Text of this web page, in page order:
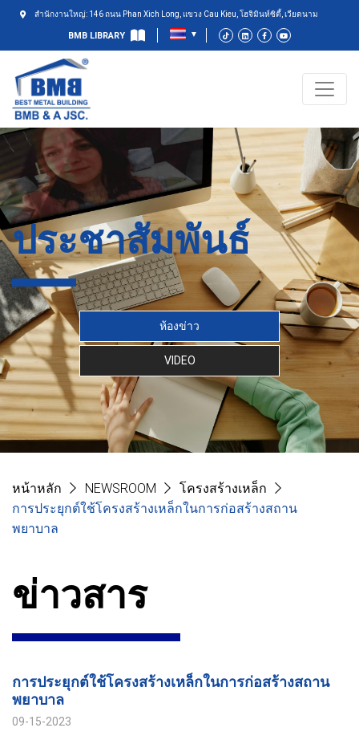
สำนักงานใหญ่: 146 ถนน Phan Xich Long, แขวง Cau Kieu, โฮจิมินห์ซิตี้, เวียดนาม
BMB LIBRARY
ประชาสัมพันธ์
ห้องข่าว
VIDEO
หน้าหลัก NEWSROOM
โครงสร้างเหล็ก
การประยุกต์ใช้โครงสร้างเหล็กในการก่อสร้างสถาน
พยาบาล
ข่าวสาร
การประยุกต์ใช้โครงสร้างเหล็กในการก่อสร้างสถาน
พยาบาล
09-15-2023